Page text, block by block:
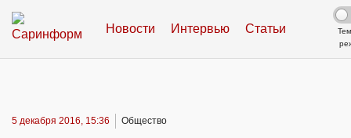
Новости Интервью Статьи
5 декабря 2016, 15:36 Общество